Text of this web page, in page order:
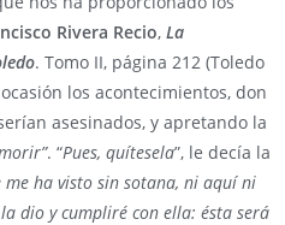
Rivera Recio, La
. Tomo II, página 212 (Toledo
los acontecimientos, don
asesinados, y apretando la
. “Pues, quítesela”, le decía la
me ha visto sin sotana, ni aquí ni
dio y cumpliré con ella: ésta será